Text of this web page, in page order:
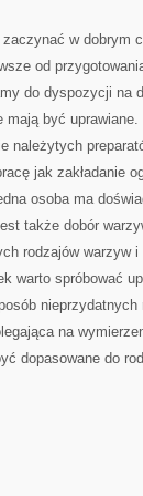
w dobrym
od
do dyspozycji na
być
należytych
jak zakładanie
osoba ma
także dobór
rodzajów warzyw
warto spróbować
nieprzydatnych
na
dopasowane do